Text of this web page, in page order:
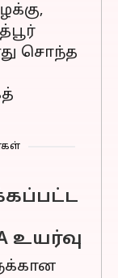
சொந்த
உயர்வு